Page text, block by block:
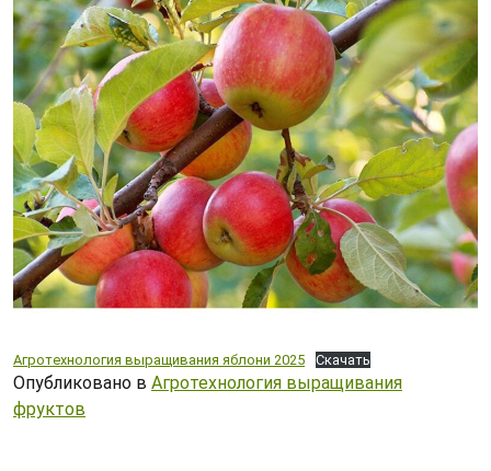
Агротехнология выращивания яблони 2025 Скачать
Опубликовано в Агротехнология выращивания
фруктов